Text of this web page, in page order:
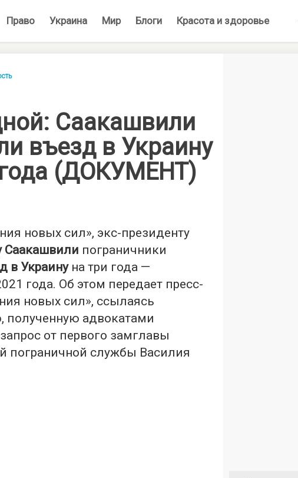
Право Украина Мир Блоги Красота и здоровье
Саакашвили
въезд в Украину
(ДОКУМЕНТ)
новых сил», экс-президенту
Саакашвили пограничники
в Украинуна три года —
года. Об этом передает пресс-
новых сил», ссылаясь
полученную адвокатами
от первого замглавы
пограничной службы Василия